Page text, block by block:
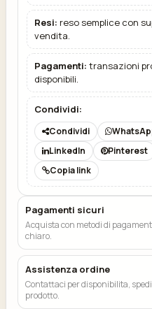
Resi: reso semplice con
vendita.
Pagamenti: transazioni
disponibili.
Condividi:
Condividi
LinkedIn
Pinterest
Copia link
Pagamenti sicuri
Acquista con metodi di
chiaro.
Assistenza ordine
Contattaci per disponibilita,
prodotto.